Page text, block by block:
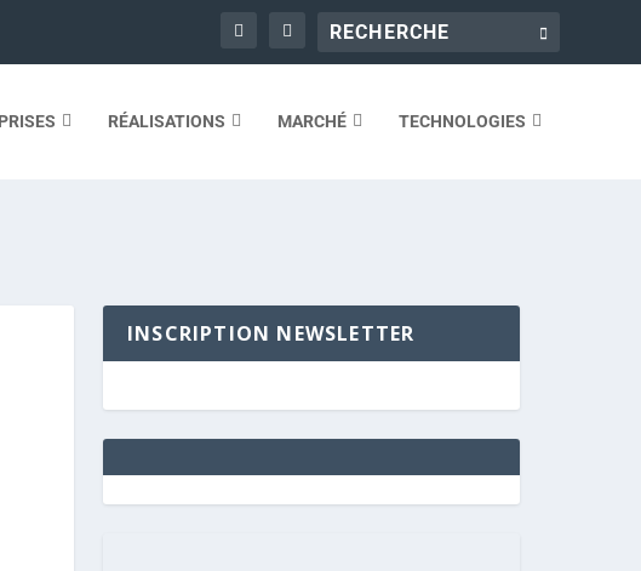
RÉALISATIONS MARCHÉ TECHNOLOGIES
INSCRIPTION NEWSLETTER